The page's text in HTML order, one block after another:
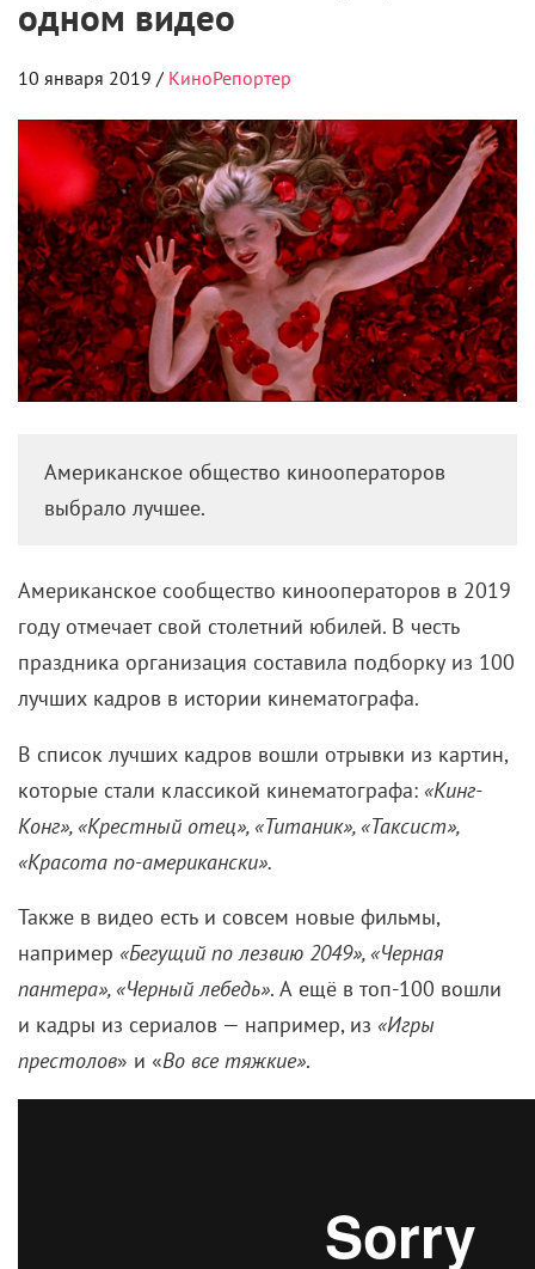
историю кинематографа в
10 января 2019 /КиноРепортер
Американское общество кинооператоров
Американское сообщество кинооператоров в 2019
году отмечает свой столетний юбилей. В честь
праздника организация составила подборку из 100
В список лучших кадров вошли отрывки из картин,
которые стали классикой кинематографа:«Кинг-
Конг», «Крестный отец», «Титаник», «Таксист»,
«Красота по-американски».
Также в видео есть и совсем новые фильмы,
например«Бегущий по лезвию 2049», «Черная
пантера», «Черный лебедь». А ещё в топ-100 вошли
и кадры из сериалов — например, из
престолов» и «Во все тяжкие».